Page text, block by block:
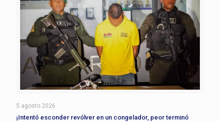
5 agosto 2026
¡Intentó esconder revólver en un congelador, peor terminó